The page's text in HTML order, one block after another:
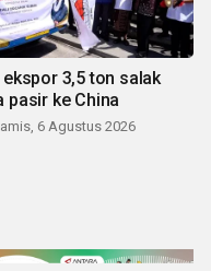
ekspor 3,5 ton salak
pasir ke China
6 Agustus 2026